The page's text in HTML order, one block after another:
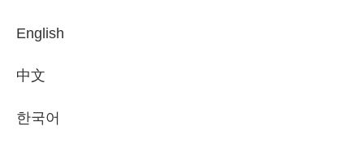
English
中文
한국어